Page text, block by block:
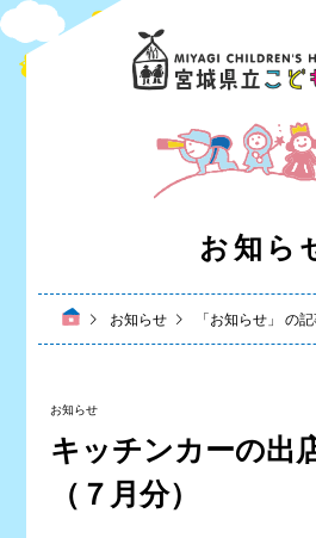
お知ら
お知らせ 「お知らせ」 の
お知らせ
キッチンカーの出
（７月分）